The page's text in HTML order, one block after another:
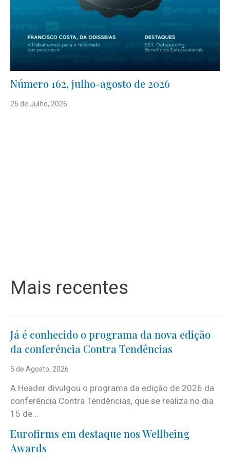
Número 162, julho-agosto de 2026
26 de Julho, 2026
Mais recentes
Já é conhecido o programa da nova edição
da conferência Contra Tendências
5 de Agosto, 2026
A Header divulgou o programa da edição de 2026 da
conferência Contra Tendências, que se realiza no dia
15 de...
Eurofirms em destaque nos Wellbeing
Awards